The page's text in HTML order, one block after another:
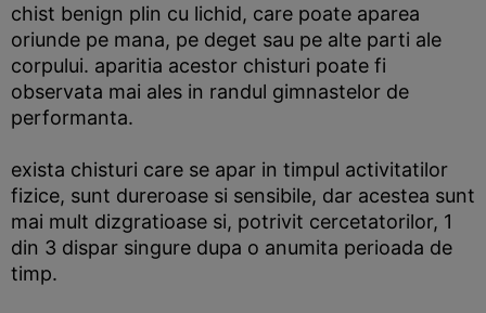
chist benign plin cu lichid, care poate aparea
oriunde pe mana, pe deget sau pe alte parti ale
corpului. aparitia acestor chisturi poate fi
observata mai ales in randul gimnastelor de
performanta.
exista chisturi care se apar in timpul activitatilor
fizice, sunt dureroase si sensibile, dar acestea sunt
mai mult dizgratioase si, potrivit cercetatorilor, 1
din 3 dispar singure dupa o anumita perioada de
timp.